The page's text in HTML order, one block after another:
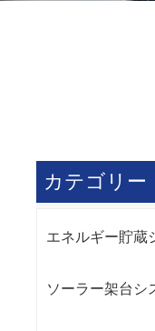
カテゴリー
エネルギー貯蔵
ソーラー架台シ